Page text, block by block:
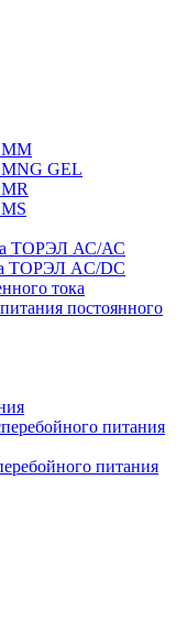
MM
GEL
ТОРЭЛ АС/АС
ТОРЭЛ AC/DC
тока
постоянного
питания
питания